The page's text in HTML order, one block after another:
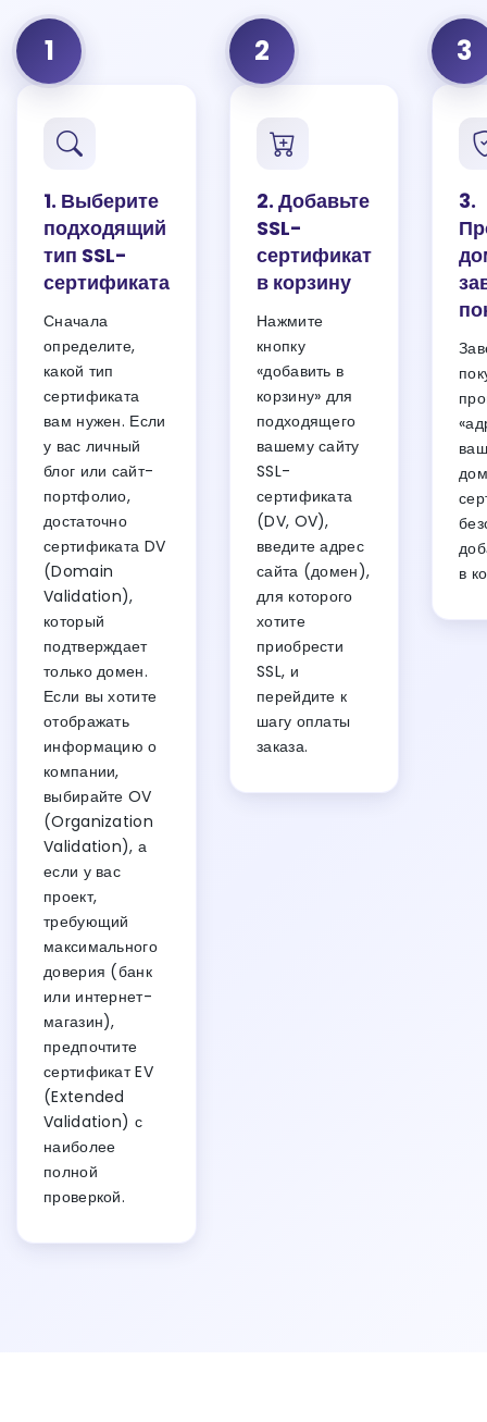
1
1. Выберите
подходящий
тип SSL-
сертификата
Сначала
определите,
какой тип
сертификата
вам нужен. Если
у вас личный
блог или сайт-
портфолио,
достаточно
сертификата DV
(Domain
Validation),
который
подтверждает
только домен.
Если вы хотите
отображать
информацию о
компании,
выбирайте OV
(Organization
Validation), а
если у вас
проект,
требующий
максимального
доверия (банк
или интернет-
магазин),
предпочтите
сертификат EV
(Extended
Validation) с
наиболее
полной
проверкой.
2
2. Добавьте
SSL-
сертификат
в корзину
Нажмите
кнопку
«добавить в
корзину» для
подходящего
вашему сайту
SSL-
сертификата
(DV, OV),
введите адрес
сайта (домен),
для которого
хотите
приобрести
SSL, и
перейдите к
шагу оплаты
заказа.
3
3.
в